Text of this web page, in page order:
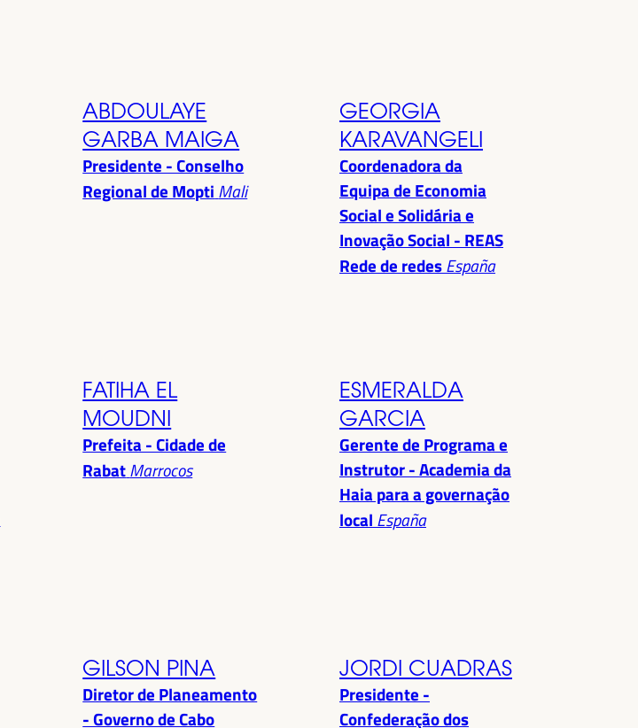
ABDOULAYE
GARBA MAIGA
Presidente - Conselho
Regional de Mopti Mali
GEORGIA
KARAVANGELI
Coordenadora da
Equipa de Economia
Social e Solidária e
Inovação Social - REAS
Rede de redesEspaña
FATIHA EL
MOUDNI
Prefeita - Cidade de
RabatMarrocos
ESMERALDA
GARCIA
Gerente de Programa e
Instrutor - Academia da
Haia para a governação
local España
GILSON PINA
Diretor de Planeamento
- Governo de Cabo
JORDI CUADRAS
Presidente -
Confederação dos